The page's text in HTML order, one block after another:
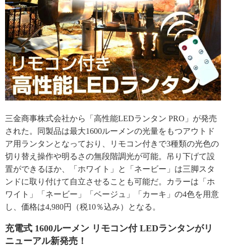
三金商事株式会社から「高性能LEDランタン PRO」が発売
された。同製品は最大1600ルーメンの光量をもつアウトド
ア用ランタンとなっており、リモコン付きで3種類の光色の
切り替え操作や明るさの無段階調光が可能。吊り下げて設
置ができるほか、「ホワイト」と「ネービー」は三脚スタ
ンドに取り付けて自立させることも可能だ。カラーは「ホ
ワイト」「ネービー」「ベージュ」「カーキ」の4色を用意
し、価格は4,980円（税10％込み）となる。
充電式 1600ルーメン リモコン付 LEDランタンがリ
ニューアル新発売！